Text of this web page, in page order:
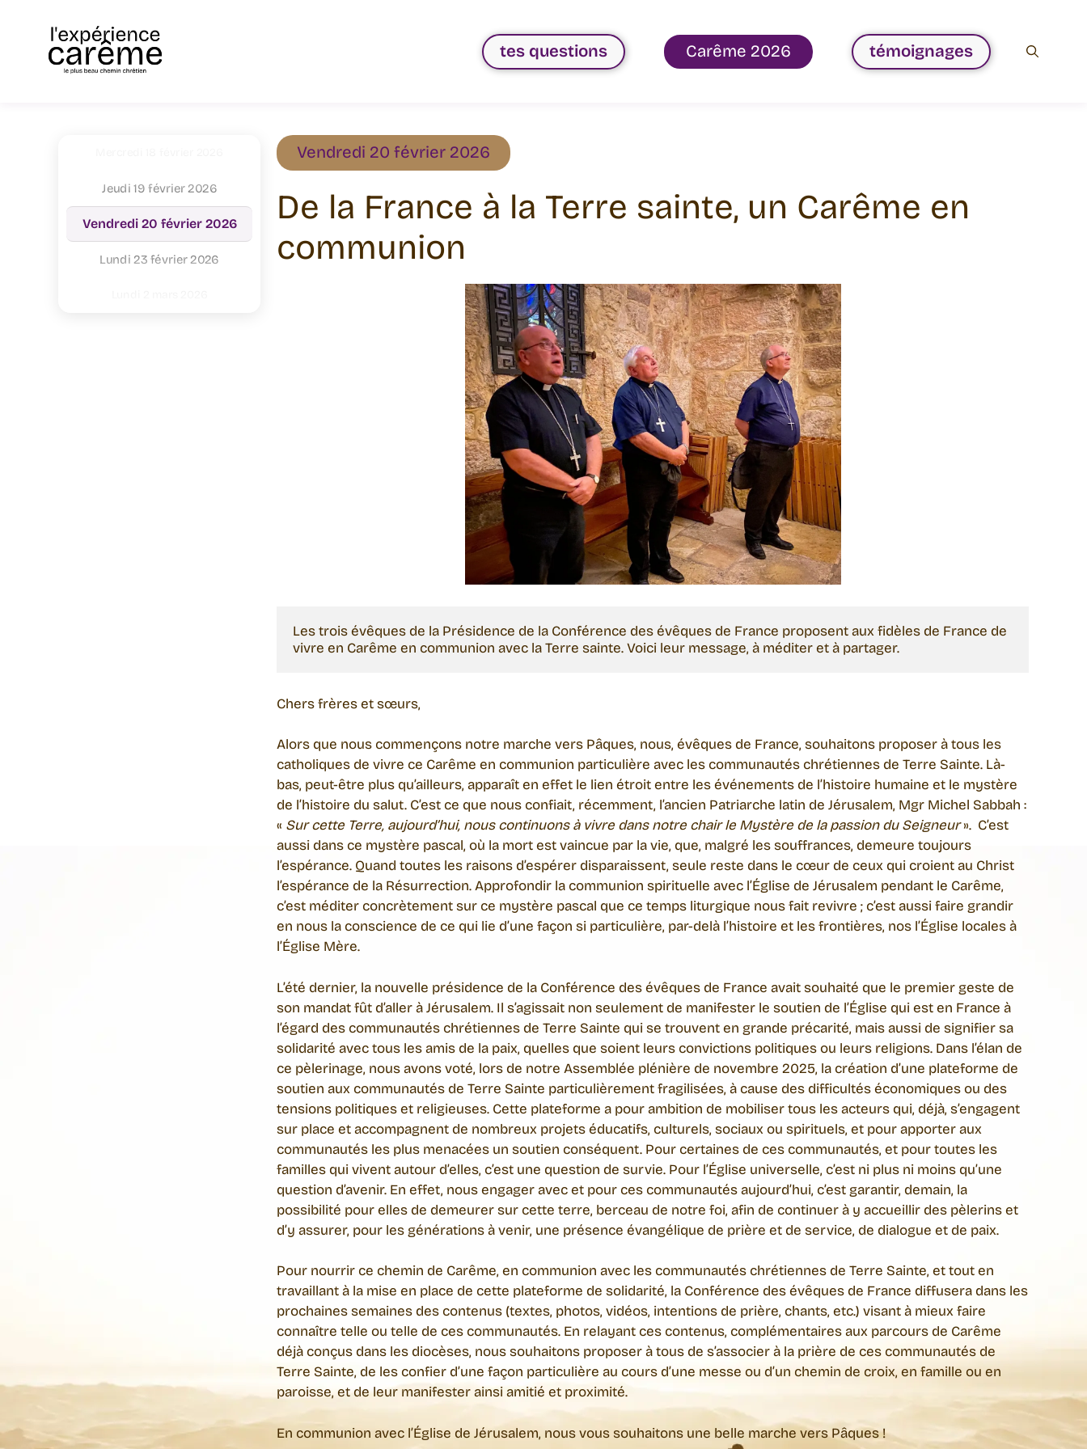
contenu
tes questions Carême 2026 témoignages
Jeudi 19 février 2026
Vendredi 20 février 2026
Lundi 23 février 2026
Vendredi 20 février 2026
De la France à la Terre sainte, un Carême en
communion
Les trois évêques de la Présidence de la Conférence des évêques de France proposent aux fidèles de France de
vivre en Carême en communion avec la Terre sainte. Voici leur message, à méditer et à partager.
Chers frères et sœurs,
Alors que nous commençons notre marche vers Pâques, nous, évêques de France, souhaitons proposer à tous les
catholiques de vivre ce Carême en communion particulière avec les communautés chrétiennes de Terre Sainte. Là-
bas, peut-être plus qu’ailleurs, apparaît en effet le lien étroit entre les événements de l’histoire humaine et le mystère
de l’histoire du salut. C’est ce que nous confiait, récemment, l’ancien Patriarche latin de Jérusalem, Mgr Michel Sabbah :
« Sur cette Terre, aujourd’hui, nous continuons à vivre dans notre chair le Mystère de la passion du Seigneur». C’est
aussi dans ce mystère pascal, où la mort est vaincue par la vie, que, malgré les souffrances, demeure toujours
l’espérance. Quand toutes les raisons d’espérer disparaissent, seule reste dans le cœur de ceux qui croient au Christ
l’espérance de la Résurrection. Approfondir la communion spirituelle avec l’Église de Jérusalem pendant le Carême,
c’est méditer concrètement sur ce mystère pascal que ce temps liturgique nous fait revivre ; c’est aussi faire grandir
en nous la conscience de ce qui lie d’une façon si particulière, par-delà l’histoire et les frontières, nos l’Église locales à
l’Église Mère.
L’été dernier, la nouvelle présidence de la Conférence des évêques de France avait souhaité que le premier geste de
son mandat fût d’aller à Jérusalem. Il s’agissait non seulement de manifester le soutien de l’Église qui est en France à
l’égard des communautés chrétiennes de Terre Sainte qui se trouvent en grande précarité, mais aussi de signifier sa
solidarité avec tous les amis de la paix, quelles que soient leurs convictions politiques ou leurs religions. Dans l’élan de
ce pèlerinage, nous avons voté, lors de notre Assemblée plénière de novembre 2025, la création d’une plateforme de
soutien aux communautés de Terre Sainte particulièrement fragilisées, à cause des difficultés économiques ou des
tensions politiques et religieuses. Cette plateforme a pour ambition de mobiliser tous les acteurs qui, déjà, s’engagent
sur place et accompagnent de nombreux projets éducatifs, culturels, sociaux ou spirituels, et pour apporter aux
communautés les plus menacées un soutien conséquent. Pour certaines de ces communautés, et pour toutes les
familles qui vivent autour d’elles, c’est une question de survie. Pour l’Église universelle, c’est ni plus ni moins qu’une
question d’avenir. En effet, nous engager avec et pour ces communautés aujourd’hui, c’est garantir, demain, la
possibilité pour elles de demeurer sur cette terre, berceau de notre foi, afin de continuer à y accueillir des pèlerins et
d’y assurer, pour les générations à venir, une présence évangélique de prière et de service, de dialogue et de paix.
Pour nourrir ce chemin de Carême, en communion avec les communautés chrétiennes de Terre Sainte, et tout en
travaillant à la mise en place de cette plateforme de solidarité, la Conférence des évêques de France diffusera dans les
prochaines semaines des contenus (textes, photos, vidéos, intentions de prière, chants, etc.) visant à mieux faire
connaître telle ou telle de ces communautés. En relayant ces contenus, complémentaires aux parcours de Carême
déjà conçus dans les diocèses, nous souhaitons proposer à tous de s’associer à la prière de ces communautés de
Terre Sainte, de les confier d’une façon particulière au cours d’une messe ou d’un chemin de croix, en famille ou en
paroisse, et de leur manifester ainsi amitié et proximité.
En communion avec l’Église de Jérusalem, nous vous souhaitons une belle marche vers Pâques !